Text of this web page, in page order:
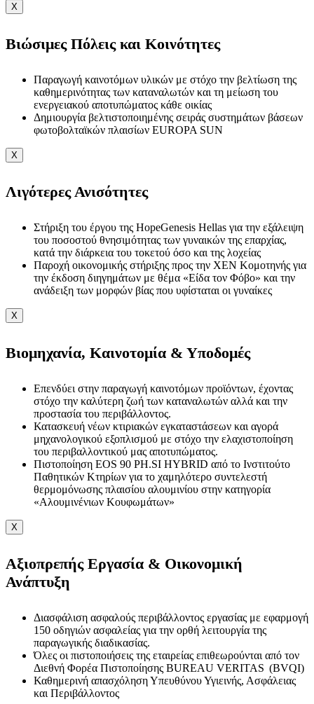
X
Βιώσιμες Πόλεις και Κοινότητες
Παραγωγή καινοτόμων υλικών με στόχο την βελτίωση της
καθημερινότητας των καταναλωτών και τη μείωση του
ενεργειακού αποτυπώματος κάθε οικίας
Δημιουργία βελτιστοποιημένης σειράς συστημάτων βάσεων
φωτοβολταϊκών πλαισίων EUROPA SUN
X
Λιγότερες Ανισότητες
Στήριξη του έργου της HopeGenesis Hellas για την εξάλειψη
του ποσοστού θνησιμότητας των γυναικών της επαρχίας,
κατά την διάρκεια του τοκετού όσο και της λοχείας
Παροχή οικονομικής στήριξης προς την ΧΕΝ Κομοτηνής για
την έκδοση διηγημάτων με θέμα «Είδα τον Φόβο» και την
ανάδειξη των μορφών βίας που υφίσταται οι γυναίκες
X
Βιομηχανία, Καινοτομία & Υποδομές
Επενδύει στην παραγωγή καινοτόμων προϊόντων, έχοντας
στόχο την καλύτερη ζωή των καταναλωτών αλλά και την
προστασία του περιβάλλοντος.
Κατασκευή νέων κτιριακών εγκαταστάσεων και αγορά
μηχανολογικού εξοπλισμού με στόχο την ελαχιστοποίηση
του περιβαλλοντικού μας αποτυπώματος.
Πιστοποίηση EOS 90 PH.SI HYBRID από το Ινστιτούτο
Παθητικών Κτηρίων για το χαμηλότερο συντελεστή
θερμομόνωσης πλαισίου αλουμινίου στην κατηγορία
«Αλουμινένιων Κουφωμάτων»
X
Αξιοπρεπής Εργασία & Οικονομική
Ανάπτυξη
Διασφάλιση ασφαλούς περιβάλλοντος εργασίας με εφαρμογή
150 οδηγιών ασφαλείας για την ορθή λειτουργία της
παραγωγικής διαδικασίας.
Όλες οι πιστοποιήσεις της εταιρείας επιθεωρούνται από τον
Διεθνή Φορέα Πιστοποίησης BUREAU VERITAS (BVQI)
Καθημερινή απασχόληση Υπευθύνου Υγιεινής, Ασφάλειας
και Περιβάλλοντος